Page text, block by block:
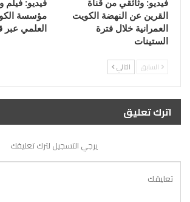
القرين عن النهضة الكويت
العمرانية خلال فترة
الستينات
مؤسسة
العلمي عبر
السابق التالي
اترك تعليق
يرجي التسجيل لترك تعليقك